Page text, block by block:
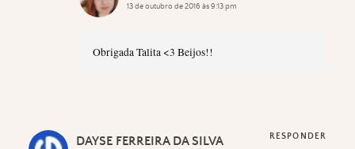
13 de outubro de 2016 às 9:13 pm
Obrigada Talita <3 Beijos!!
DAYSE FERREIRA DA SILVA RESPONDER